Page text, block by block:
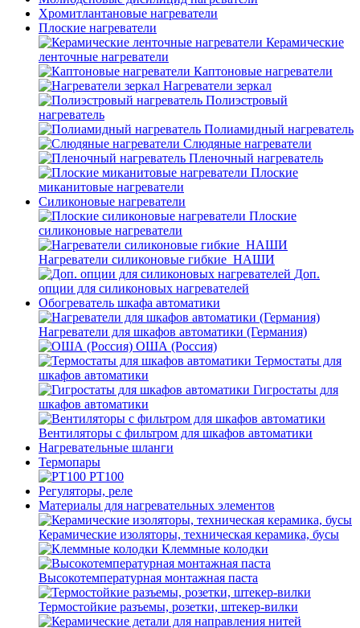
Хромитлантановые нагреватели
Плоские нагреватели
Керамические
ленточные нагреватели
Каптоновые нагреватели
Нагреватели зеркал
Полиэстровый
нагреватель
Полиамидный нагреватель
Слюдяные нагреватели
Пленочный нагреватель
Плоские
миканитовые нагреватели
Силиконовые нагреватели
Плоские
силиконовые нагреватели
Нагреватели силиконовые гибкие_НАШИ
Доп.
опции для силиконовых нагревателей
Обогреватель шкафа автоматики
Нагреватели для шкафов автоматики (Германия)
ОША (Россия)
Термостаты для
шкафов автоматики
Гигростаты для
шкафов автоматики
Вентиляторы с фильтром для шкафов автоматики
Нагревательные шланги
Термопары
PT100
Регуляторы, реле
Материалы для нагревательных элементов
Керамические изоляторы, техническая керамика, бусы
Клеммные колодки
Высокотемпературная монтажная паста
Термостойкие разъемы, розетки, штекер-вилки